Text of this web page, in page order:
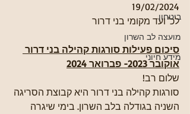
ביטחון
מועצה לב השרון
מידע חיוני
לכ' ועד מקומי בני דרור
סיכום פעילות סורגות קהילה בני דרור
אוקובר 2023- פברואר 2024
שלום רב!
סורגות קהילה בני דרור היא קבוצת הסריגה
השניה בגודלה בלב השרון. בימי שיגרה